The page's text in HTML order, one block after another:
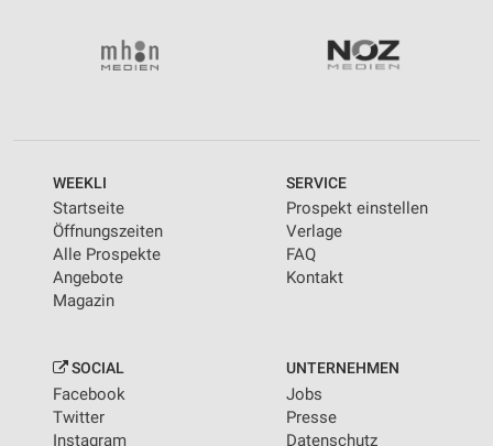
WEEKLI
Startseite
Öffnungszeiten
Alle Prospekte
Angebote
Magazin
SERVICE
Prospekt einstellen
Verlage
FAQ
Kontakt
SOCIAL
Facebook
Twitter
Instagram
UNTERNEHMEN
Jobs
Presse
Datenschutz